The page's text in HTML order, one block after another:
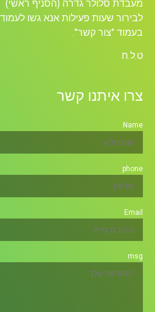
מעבדת סלולר גדרה (הסניף ראשי)
לבירור שעות פעילות אנא גשו
בעמוד "צור קשר".
ט.ל.ח
צרו איתנו קשר
Name
phone
Email
msg